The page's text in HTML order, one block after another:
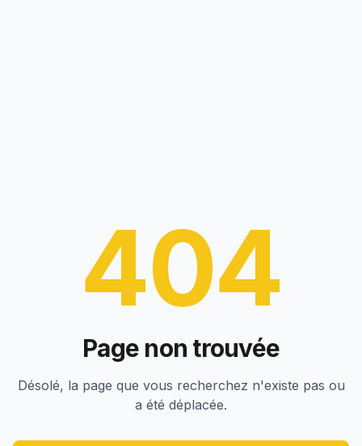
404
Page non trouvée
Désolé, la page que vous recherchez n'existe pas ou
a été déplacée.